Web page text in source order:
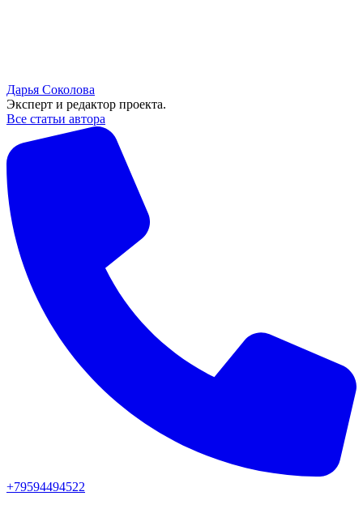
Дарья Соколова
Эксперт и редактор проекта.
Все статьи автора
+79594494522